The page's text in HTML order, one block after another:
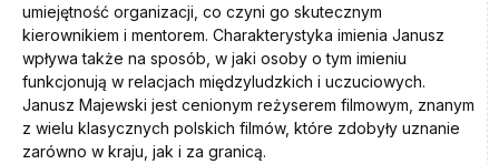
umiejętność organizacji, co czyni go skutecznym
kierownikiem i mentorem. Charakterystyka imienia Janusz
wpływa także na sposób, w jaki osoby o tym imieniu
funkcjonują w relacjach międzyludzkich i uczuciowych.
Janusz Majewski jest cenionym reżyserem filmowym, znanym
z wielu klasycznych polskich filmów, które zdobyły uznanie
zarówno w kraju, jak i za granicą.